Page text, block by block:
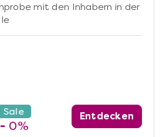
mit den Inhabern in der
Sale
- 0%
Entdecken